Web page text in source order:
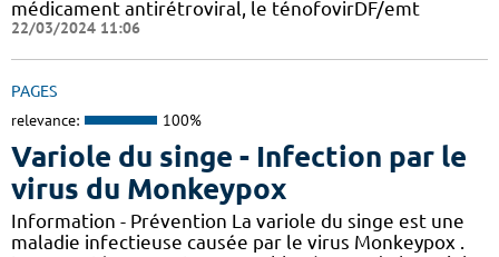
médicament antirétroviral, le ténofovirDF/emt
22/03/2024 11:06
PAGES
relevance: 100%
Variole du singe - Infection par le
virus du Monkeypox
Information - Prévention La variole du singe est une
maladie infectieuse causée par le virus Monkeypox .